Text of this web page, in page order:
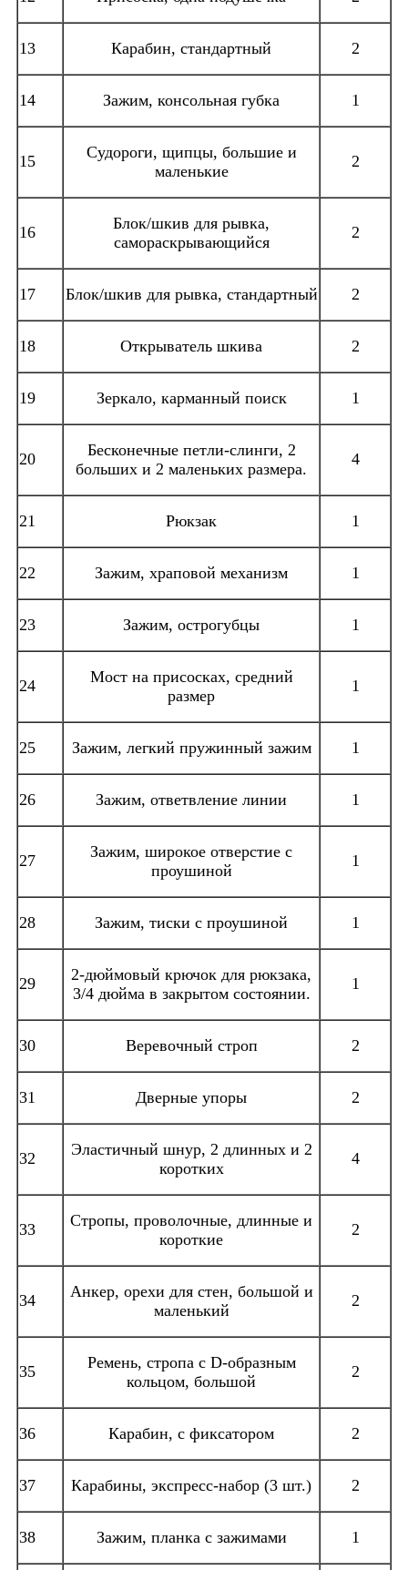
13 Карабин, стандартный 2
14 Зажим, консольная губка 1
15
Судороги, щипцы, большие и
маленькие
2
16
Блок/шкив для рывка,
самораскрывающийся
2
17 Блок/шкив для рывка, стандартный 2
18 Открыватель шкива 2
19 Зеркало, карманный поиск 1
20
Бесконечные петли-слинги, 2
больших и 2 маленьких размера.
4
21 Рюкзак 1
22 Зажим, храповой механизм 1
23 Зажим, острогубцы 1
24
Мост на присосках, средний
размер
1
25 Зажим, легкий пружинный зажим 1
26 Зажим, ответвление линии 1
27
Зажим, широкое отверстие с
проушиной
1
28 Зажим, тиски с проушиной 1
29
2-дюймовый крючок для рюкзака,
3/4 дюйма в закрытом состоянии.
1
30 Веревочный строп 2
31 Дверные упоры 2
32
Эластичный шнур, 2 длинных и 2
коротких
4
33
Стропы, проволочные, длинные и
короткие
2
34
Анкер, орехи для стен, большой и
маленький
2
35
Ремень, стропа с D-образным
кольцом, большой
2
36 Карабин, с фиксатором 2
37 Карабины, экспресс-набор (3 шт.) 2
38 Зажим, планка с зажимами 1